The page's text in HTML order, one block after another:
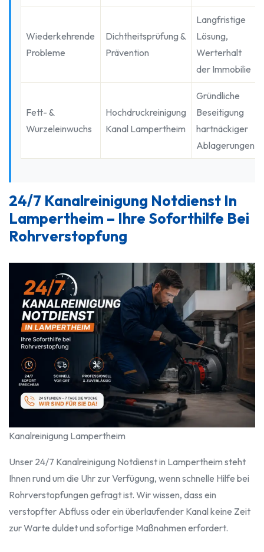
Wiederkehrende
Probleme
Dichtheitsprüfung &
Prävention
Langfristige
Lösung,
Werterhalt
der Immobilie
Fett- &
Wurzeleinwuchs
Hochdruckreinigung
Kanal Lampertheim
Gründliche
Beseitigung
hartnäckiger
Ablagerungen
24/7 Kanalreinigung Notdienst In
Lampertheim – Ihre Soforthilfe Bei
Rohrverstopfung
Kanalreinigung Lampertheim
Unser 24/7 Kanalreinigung Notdienst in Lampertheim steht
Ihnen rund um die Uhr zur Verfügung, wenn schnelle Hilfe bei
Rohrverstopfungen gefragt ist. Wir wissen, dass ein
verstopfter Abfluss oder ein überlaufender Kanal keine Zeit
zur Warte duldet und sofortige Maßnahmen erfordert.